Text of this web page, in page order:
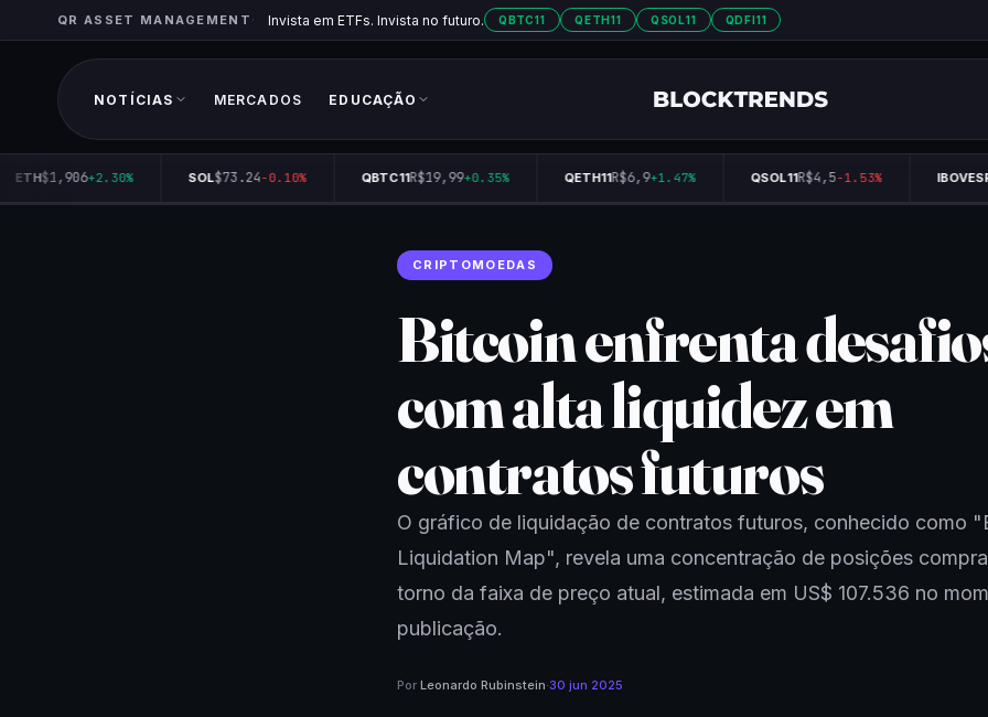
QR ASSET MANAGEMENT Invista em ETFs. Invista no futuro. QBTC11 QETH11 QSOL11 QDFI11
NOTÍCIAS MERCADOS EDUCAÇÃO
ETH$1,906+2.30% SOL$73.24-0.10% QBTC11R$19,99+0.35% QETH11R$6,9+1.47% QSOL11R$4,5-1.53% IBOVESPA
CRIPTOMOEDAS
Bitcoin enfrenta
com alta liquidez em
contratos futuros
O gráfico de liquidação de contratos futuros, conhecido como
Liquidation Map", revela uma concentração de posições
torno da faixa de preço atual, estimada em US$ 107.536 no
publicação.
Por Leonardo Rubinstein·30 jun 2025